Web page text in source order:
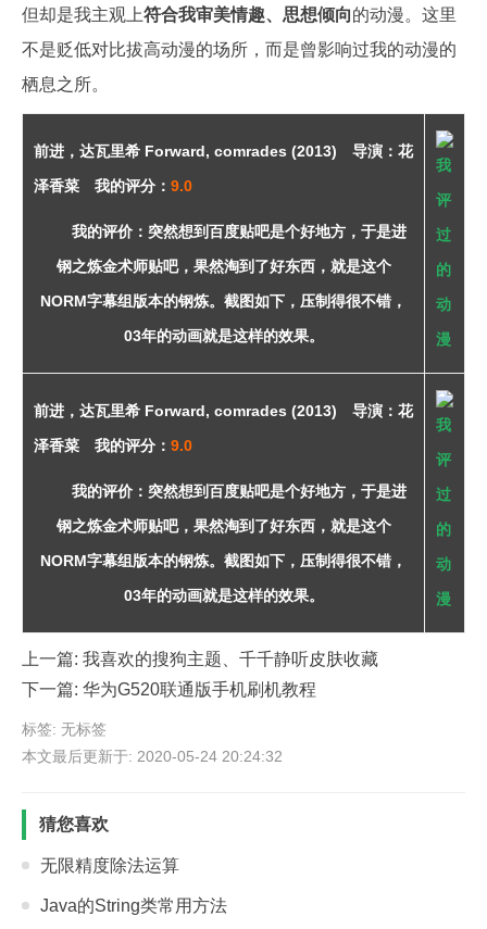
但却是我主观上符合我审美情趣、思想倾向的动漫。这里
不是贬低对比拔高动漫的场所，而是曾影响过我的动漫的
栖息之所。
前进，达瓦里希 Forward, comrades (2013) 导演：花
泽香菜 我的评分： 9.0
我的评价：突然想到百度贴吧是个好地方，于是进
钢之炼金术师贴吧，果然淘到了好东西，就是这个
NORM字幕组版本的钢炼。截图如下，压制得很不错，
03年的动画就是这样的效果。
前进，达瓦里希 Forward, comrades (2013) 导演：花
泽香菜 我的评分： 9.0
我的评价：突然想到百度贴吧是个好地方，于是进
钢之炼金术师贴吧，果然淘到了好东西，就是这个
NORM字幕组版本的钢炼。截图如下，压制得很不错，
03年的动画就是这样的效果。
上一篇: 我喜欢的搜狗主题、千千静听皮肤收藏
下一篇: 华为G520联通版手机刷机教程
标签: 无标签
本文最后更新于: 2020-05-24 20:24:32
猜您喜欢
无限精度除法运算
Java的String类常用方法